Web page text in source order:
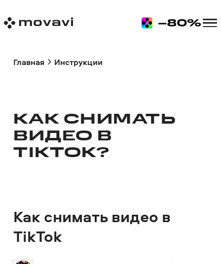
Главная Инструкции
КАК СНИМАТЬ
ВИДЕО В
TIKTOK?
Как снимать видео в
TikTok